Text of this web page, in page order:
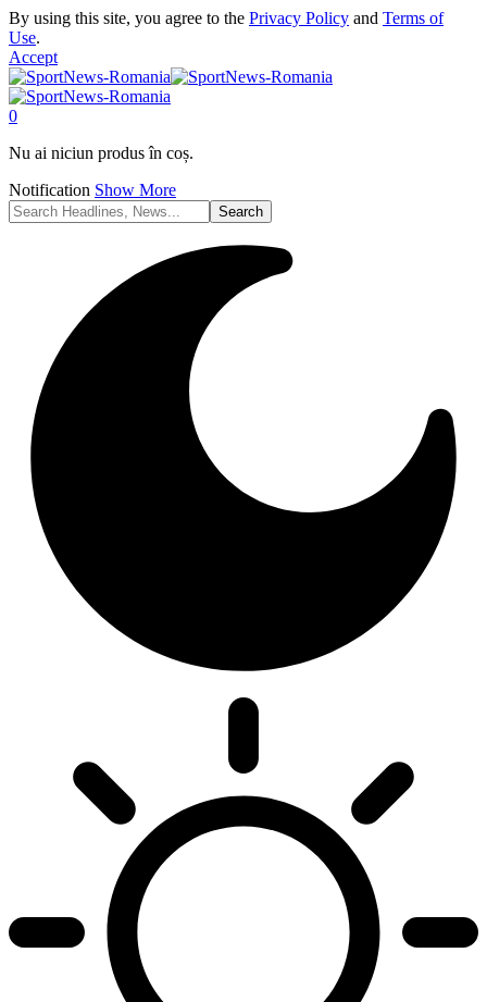
By using this site, you agree to the Privacy Policy and Terms of
Use.
Accept
0
Nu ai niciun produs în coș.
Notification Show More